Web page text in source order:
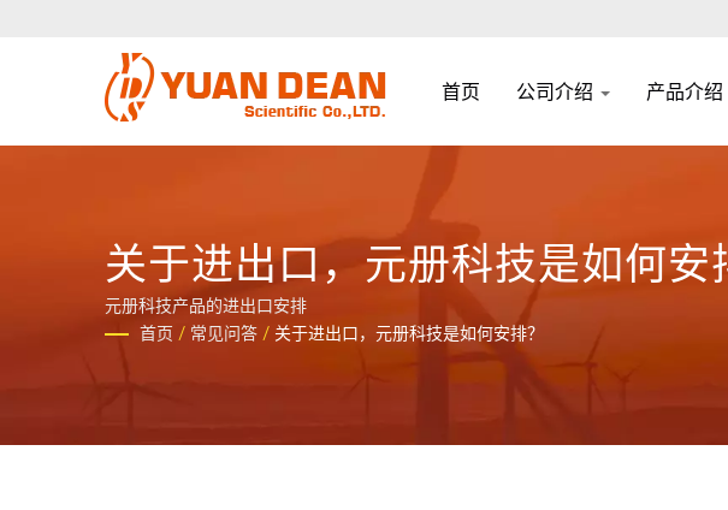
首页 公司介绍 产品介绍
关于进出口，元册科技是如何安
元册科技产品的进出口安排
首页 / 常见问答 / 关于进出口，元册科技是如何安排？